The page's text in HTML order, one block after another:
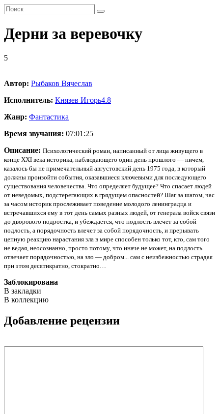
Дерни за веревочку
5
Автор: Рыбаков Вячеслав
Исполнитель: Князев Игорь4.8
Жанр: Фантастика
Время звучания: 07:01:25
Описание: Психологический роман, написанный от лица живущего в
конце XXI века историка, наблюдающего один день прошлого — ничем,
казалось бы не примечательный августовский день 1975 года, в который
должны произойти события, оказавшиеся ключевыми для последующего
существования человечества. Что определяет будущее? Что спасает людей
от неведомых, подстерегающих в грядущем опасностей? Шаг за шагом, час
за часом историк прослеживает поведение молодого ленинградца и
встречавшихся ему в тот день самых разных людей, от генерала войск связи
до дворового подростка, и убеждается, что подлость влечет за собой
подлость, а порядочность влечет за собой порядочность, и прерывать
цепную реакцию нарастания зла в мире способен только тот, кто, сам того
не ведая, неосознанно, просто потому, что иначе не может, на подлость
отвечает порядочностью, на зло — добром... сам с неизбежностью страдая
при этом десятикратно, стократно…
Заблокирована
В закладки
В коллекцию
Добавление рецензии